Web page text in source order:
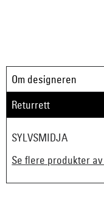
Om designeren
Returrett
SYLVSMIDJA
Se flere produkter